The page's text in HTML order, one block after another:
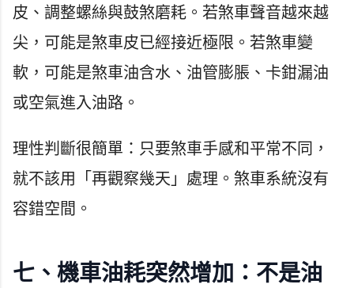
皮、調整螺絲與鼓煞磨耗。若煞車聲音越來越
尖，可能是煞車皮已經接近極限。若煞車變
軟，可能是煞車油含水、油管膨脹、卡鉗漏油
或空氣進入油路。
理性判斷很簡單：只要煞車手感和平常不同，
就不該用「再觀察幾天」處理。煞車系統沒有
容錯空間。
七、機車油耗突然增加：不是油